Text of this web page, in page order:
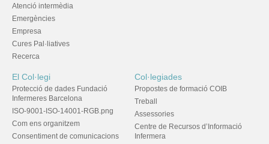
Atenció intermèdia
Emergències
Empresa
Cures Pal·liatives
Recerca
El Col·legi
Protecció de dades Fundació
Infermeres Barcelona
ISO-9001-ISO-14001-RGB.png
Com ens organitzem
Consentiment de comunicacions
Col·legiades
Propostes de formació COIB
Treball
Assessories
Centre de Recursos d’Informació
Infermera